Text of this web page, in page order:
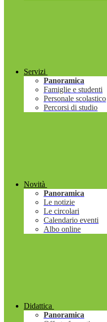
Servizi
Panoramica
Famiglie e studenti
Personale scolastico
Percorsi di studio
Novità
Panoramica
Le notizie
Le circolari
Calendario eventi
Albo online
Didattica
Panoramica